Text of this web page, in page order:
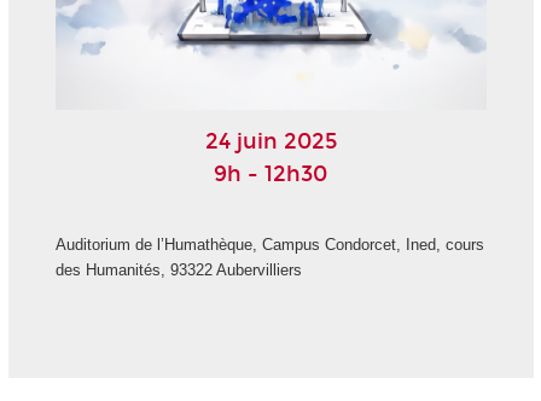
24 juin 2025
9h - 12h30
Auditorium de l’Humathèque, Campus Condorcet, Ined, cours
des Humanités, 93322 Aubervilliers